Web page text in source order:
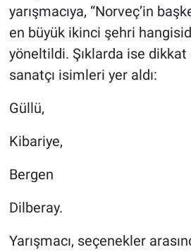
yarışmacıya, “Norveç’in
en büyük ikinci şehri
yöneltildi. Şıklarda ise
sanatçı isimleri yer aldı:
Güllü,
Kibariye,
Bergen
Dilberay.
Yarışmacı, seçenekler